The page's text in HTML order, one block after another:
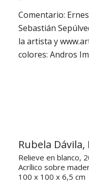
Comentario:
Sebastián
la artista y
colores: Andros
Rubela
Relieve en blanco,
Acrílico sobre
100 x 100 x 6,5 cm